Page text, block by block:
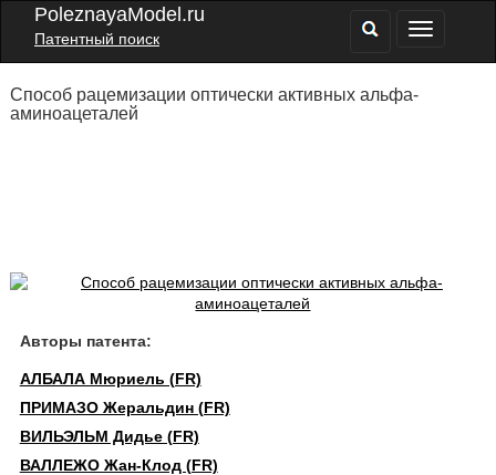
PoleznayaModel.ru
Патентный поиск
Способ рацемизации оптически активных альфа-
аминоацеталей
Авторы патента:
АЛБАЛА Мюриель (FR)
ПРИМАЗО Жеральдин (FR)
ВИЛЬЭЛЬМ Дидье (FR)
ВАЛЛЕЖО Жан-Клод (FR)